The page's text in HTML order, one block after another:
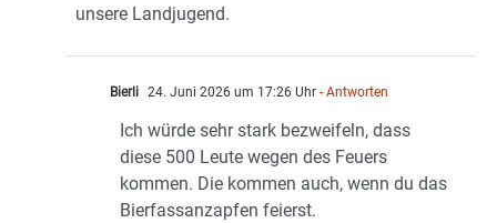
unsere Landjugend.
Bierli 24. Juni 2026 um 17:26 Uhr - Antworten
Ich würde sehr stark bezweifeln, dass
diese 500 Leute wegen des Feuers
kommen. Die kommen auch, wenn du das
Bierfassanzapfen feierst.